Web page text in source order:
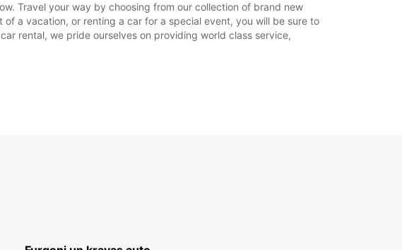
Travel your way by choosing from our collection of brand new
a vacation, or renting a car for a special event, you will be sure to
rental, we pride ourselves on providing world class service,